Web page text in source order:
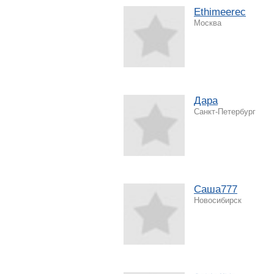
Ethimeerec
Москва
Дара
Санкт-Петербург
Саша777
Новосибирск